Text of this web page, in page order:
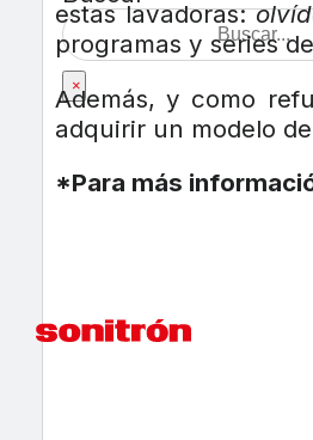
×
estas lavadoras:
programas y series
Además, y como
adquirir un modelo
*Para más